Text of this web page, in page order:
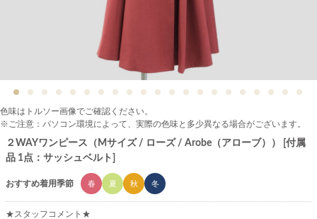
色味はトルソー画像でご確認ください。
※ご注意：パソコン環境によって、実際の色味と多少異なる場合がございます。
２WAYワンピース（Mサイズ / ローズ / Arobe（アローブ）） [付属
品 1点：サッシュベルト]
おすすめ着用季節 春 夏 秋 冬
★スタッフコメント★